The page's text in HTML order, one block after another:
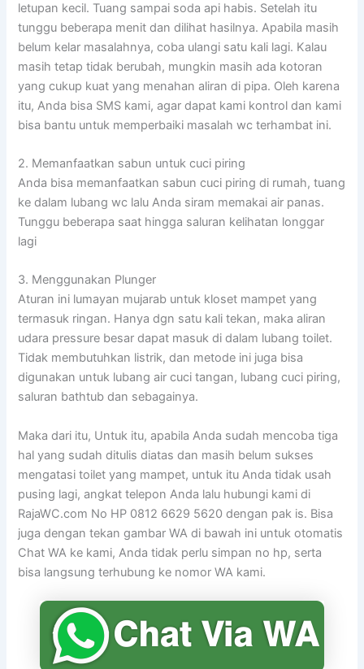
letupan kecil. Tuang sampai soda api habis. Setelah itu
tunggu beberapa menit dan dilihat hasilnya. Apabila masih
belum kelar masalahnya, coba ulangi satu kali lagi. Kalau
masih tetap tidak berubah, mungkin masih ada kotoran
yang cukup kuat yang menahan aliran di pipa. Oleh karena
itu, Anda bisa SMS kami, agar dapat kami kontrol dan kami
bisa bantu untuk memperbaiki masalah wc terhambat ini.
2. Memanfaatkan sabun untuk cuci piring
Anda bisa memanfaatkan sabun cuci piring di rumah, tuang
ke dalam lubang wc lalu Anda siram memakai air panas.
Tunggu beberapa saat hingga saluran kelihatan longgar
lagi
3. Menggunakan Plunger
Aturan ini lumayan mujarab untuk kloset mampet yang
termasuk ringan. Hanya dgn satu kali tekan, maka aliran
udara pressure besar dapat masuk di dalam lubang toilet.
Tidak membutuhkan listrik, dan metode ini juga bisa
digunakan untuk lubang air cuci tangan, lubang cuci piring,
saluran bathtub dan sebagainya.
Maka dari itu, Untuk itu, apabila Anda sudah mencoba tiga
hal yang sudah ditulis diatas dan masih belum sukses
mengatasi toilet yang mampet, untuk itu Anda tidak usah
pusing lagi, angkat telepon Anda lalu hubungi kami di
RajaWC.com No HP 0812 6629 5620 dengan pak is. Bisa
juga dengan tekan gambar WA di bawah ini untuk otomatis
Chat WA ke kami, Anda tidak perlu simpan no hp, serta
bisa langsung terhubung ke nomor WA kami.